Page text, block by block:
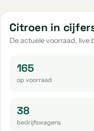
Citroen C4 X
aantal: 3
Citroen
aantal:
aantal: 2
Citroen Ds Citroen
Citroen E-Jumpy
aantal: 1
Citroen in
De actuele voorraad, live
165
op voorraad
38
bedrijfswagens